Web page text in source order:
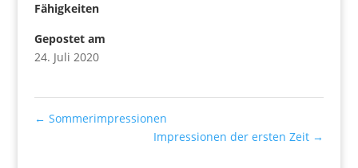
Fähigkeiten
Gepostet am
24. Juli 2020
← Sommerimpressionen
Impressionen der ersten Zeit →